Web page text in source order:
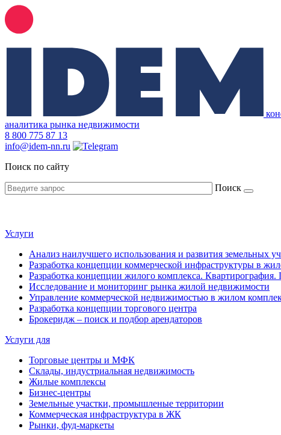
аналитика рынка недвижимости
8 800 775 87 13
info@idem-nn.ru
Поиск по сайту
Поиск
Услуги
Анализ наилучшего использования и развития земельных
Разработка концепции коммерческой инфраструктуры в
Разработка концепции жилого комплекса.
Исследование и мониторинг рынка жилой недвижимости
Управление коммерческой недвижимостью в жилом
Разработка концепции торгового центра
Брокеридж – поиск и подбор арендаторов
Услуги для
Торговые центры и МФК
Склады, индустриальная недвижимость
Жилые комплексы
Бизнес-центры
Земельные участки, промышленые территории
Коммерческая инфраструктура в ЖК
Рынки, фуд-маркеты